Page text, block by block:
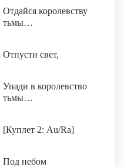
Отдайся королевству
тьмы…
Отпусти свет,
Упади в королевство
тьмы…
[Куплет 2: Au/Ra]
Под небом